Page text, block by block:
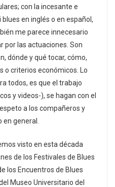
con la incesante e
en inglés o en español,
me parece innecesario
por las actuaciones. Son
dónde y qué tocar, cómo,
o criterios económicos. Lo
todos, es que el trabajo
y videos-), se hagan con el
a los compañeros y
general.
visto en esta década
de los Festivales de Blues
los Encuentros de Blues
Museo Universitario del